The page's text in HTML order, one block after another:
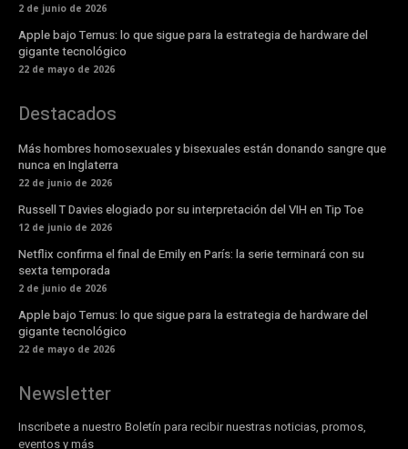
2 de junio de 2026
Apple bajo Ternus: lo que sigue para la estrategia de hardware del
gigante tecnológico
22 de mayo de 2026
Destacados
Más hombres homosexuales y bisexuales están donando sangre que
nunca en Inglaterra
22 de junio de 2026
Russell T Davies elogiado por su interpretación del VIH en Tip Toe
12 de junio de 2026
Netflix confirma el final de Emily en París: la serie terminará con su
sexta temporada
2 de junio de 2026
Apple bajo Ternus: lo que sigue para la estrategia de hardware del
gigante tecnológico
22 de mayo de 2026
Newsletter
Inscribete a nuestro Boletín para recibir nuestras noticias, promos,
eventos y más